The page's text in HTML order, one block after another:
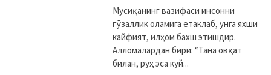
Мусиқанинг вазифаси инсонни
гўзаллик оламига етаклаб, унга яхши
кайфият, илҳом бахш этишдир.
Алломалардан бири: “Тана овқат
билан, руҳ эса куй...